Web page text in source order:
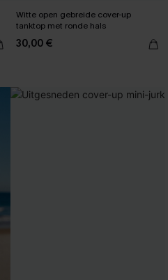
Witte open gebreide cover-up
tanktop met ronde hals
30,00 €